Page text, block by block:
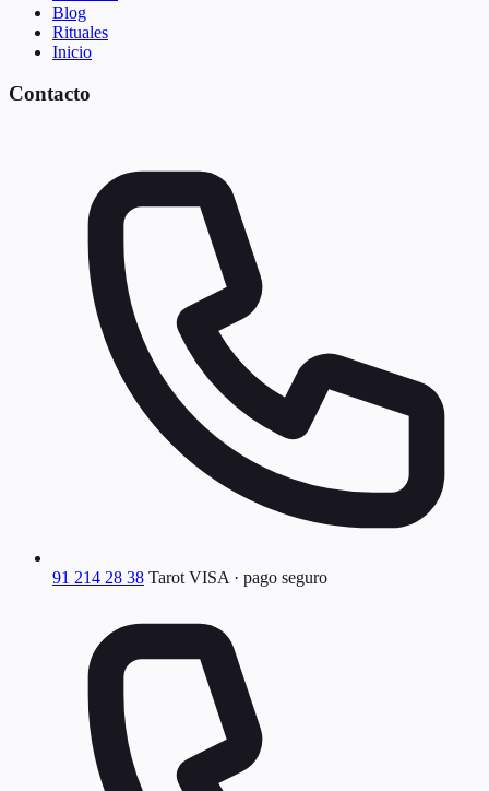
Blog
Rituales
Inicio
Contacto
91 214 28 38 Tarot VISA · pago seguro